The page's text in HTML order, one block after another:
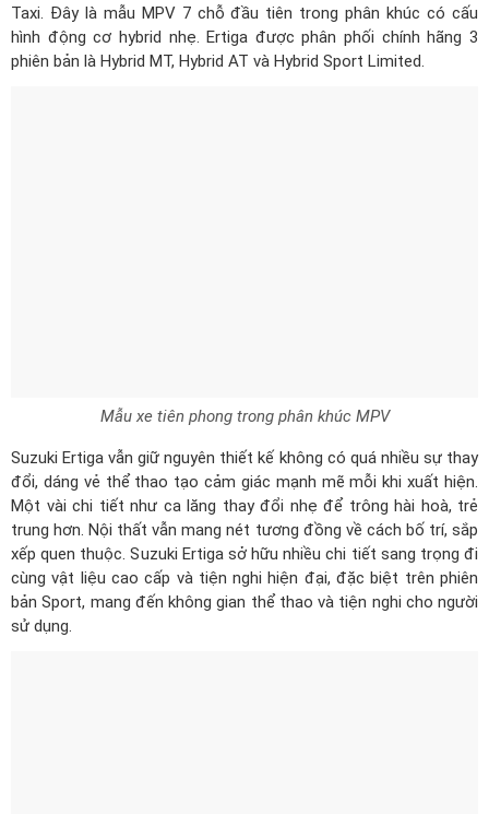
Taxi. Đây là mẫu MPV 7 chỗ đầu tiên trong phân khúc có cấu
hình động cơ hybrid nhẹ. Ertiga được phân phối chính hãng 3
phiên bản là Hybrid MT, Hybrid AT và Hybrid Sport Limited.
Mẫu xe tiên phong trong phân khúc MPV
Suzuki Ertiga vẫn giữ nguyên thiết kế không có quá nhiều sự thay
đổi, dáng vẻ thể thao tạo cảm giác mạnh mẽ mỗi khi xuất hiện.
Một vài chi tiết như ca lăng thay đổi nhẹ để trông hài hoà, trẻ
trung hơn. Nội thất vẫn mang nét tương đồng về cách bố trí, sắp
xếp quen thuộc. Suzuki Ertiga sở hữu nhiều chi tiết sang trọng đi
cùng vật liệu cao cấp và tiện nghi hiện đại, đặc biệt trên phiên
bản Sport, mang đến không gian thể thao và tiện nghi cho người
sử dụng.